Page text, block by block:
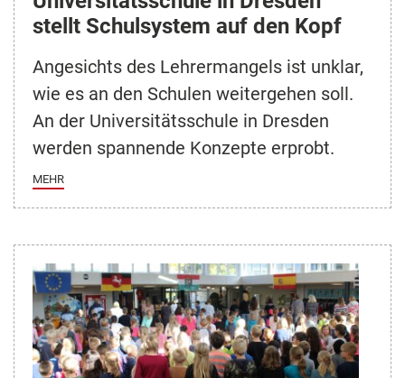
stellt Schulsystem auf den Kopf
Angesichts des Lehrermangels ist unklar,
wie es an den Schulen weitergehen soll.
An der Universitätsschule in Dresden
werden spannende Konzepte erprobt.
MEHR